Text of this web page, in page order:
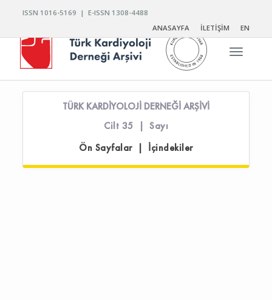
ISSN 1016-5169 | E-ISSN 1308-4488
ANASAYFA
İLETİŞİM EN
Toggle
TÜRK KARDİYOLOJİ DERNEĞİ ARŞİVİ
Cilt 35 | Sayı
Ön Sayfalar | İçindekiler